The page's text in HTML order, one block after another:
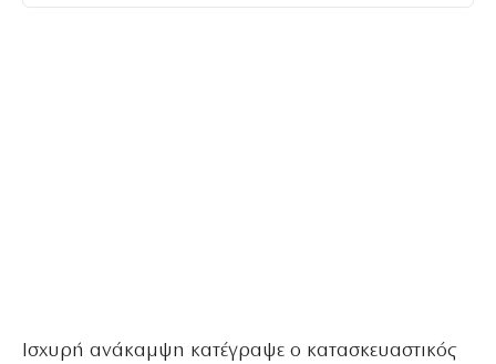
Ισχυρή ανάκαμψη κατέγραψε ο κατασκευαστικός